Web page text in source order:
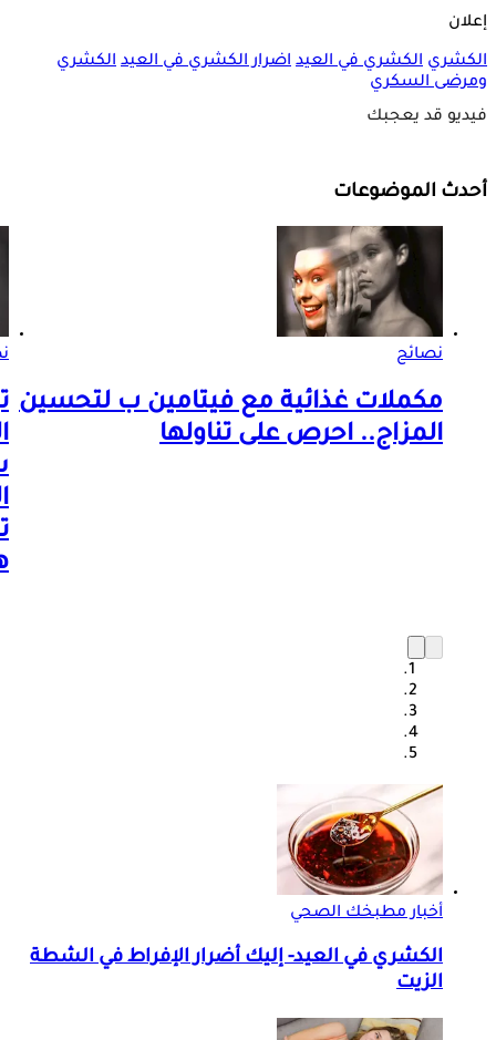
إعلان
الكشري الكشري في العيد اضرار الكشري في العيد الكشري
ومرضى السكري
فيديو قد يعجبك
أحدث الموضوعات
نصائح
مكملات غذائية مع فيتامين ب لتحسين
المزاج.. احرص على تناولها
أخبار مطبخك الصحي
الكشري في العيد- إليك أضرار الإفراط في الشطة
الزيت